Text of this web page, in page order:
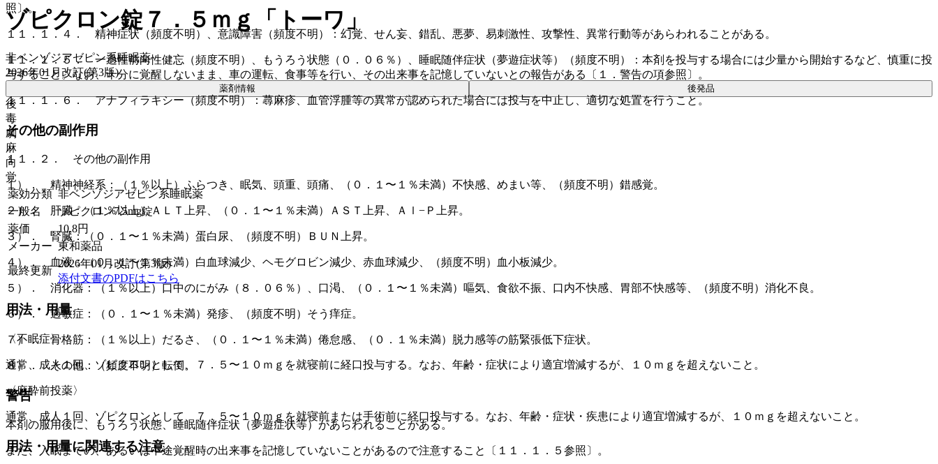
照〕。
１１．１．４． 精神症状（頻度不明）、意識障害（頻度不明）：幻覚、せん妄、錯乱、悪夢、易刺激性、攻撃性、異常行動等があらわれることがある。
１１．１．５． 一過性前向性健忘（頻度不明）、もうろう状態（０．０６％）、睡眠随伴症状（夢遊症状等）（頻度不明）：本剤を投与する場合には少量から開始するなど、慎重に投
与すること。なお、十分に覚醒しないまま、車の運転、食事等を行い、その出来事を記憶していないとの報告がある〔１．警告の項参照〕。
１１．１．６． アナフィラキシー（頻度不明）：蕁麻疹、血管浮腫等の異常が認められた場合には投与を中止し、適切な処置を行うこと。
その他の副作用
１１．２． その他の副作用
１）． 精神神経系：（１％以上）ふらつき、眠気、頭重、頭痛、（０．１〜１％未満）不快感、めまい等、（頻度不明）錯感覚。
２）． 肝臓：（１％以上）ＡＬＴ上昇、（０．１〜１％未満）ＡＳＴ上昇、Ａｌ−Ｐ上昇。
３）． 腎臓：（０．１〜１％未満）蛋白尿、（頻度不明）ＢＵＮ上昇。
４）． 血液：（０．１〜１％未満）白血球減少、ヘモグロビン減少、赤血球減少、（頻度不明）血小板減少。
５）． 消化器：（１％以上）口中のにがみ（８．０６％）、口渇、（０．１〜１％未満）嘔気、食欲不振、口内不快感、胃部不快感等、（頻度不明）消化不良。
６）． 過敏症：（０．１〜１％未満）発疹、（頻度不明）そう痒症。
７）． 骨格筋：（１％以上）だるさ、（０．１〜１％未満）倦怠感、（０．１％未満）脱力感等の筋緊張低下症状。
８）． その他：（頻度不明）転倒。
警告
本剤の服用後に、もうろう状態、睡眠随伴症状（夢遊症状等）があらわれることがある。
また、入眠までの、あるいは中途覚醒時の出来事を記憶していないことがあるので注意すること〔１１．１．５参照〕。
ゾピクロン錠７．５ｍｇ「トーワ」
非ベンゾジアゼピン系睡眠薬
2026年01月改訂(第3版)
薬剤情報 後発品
後
毒
劇
麻
向
覚
薬効分類 非ベンゾジアゼピン系睡眠薬
一般名
ゾピクロン7.5mg錠
薬価
10.8円
メーカー 東和薬品
最終更新
2026年01月改訂(第3版)
添付文書のPDFはこちら
用法・用量
〈不眠症〉
通常、成人１回、ゾピクロンとして、７．５〜１０ｍｇを就寝前に経口投与する。なお、年齢・症状により適宜増減するが、１０ｍｇを超えないこと。
〈麻酔前投薬〉
通常、成人１回、ゾピクロンとして、７．５〜１０ｍｇを就寝前または手術前に経口投与する。なお、年齢・症状・疾患により適宜増減するが、１０ｍｇを超えないこと。
用法・用量に関連する注意